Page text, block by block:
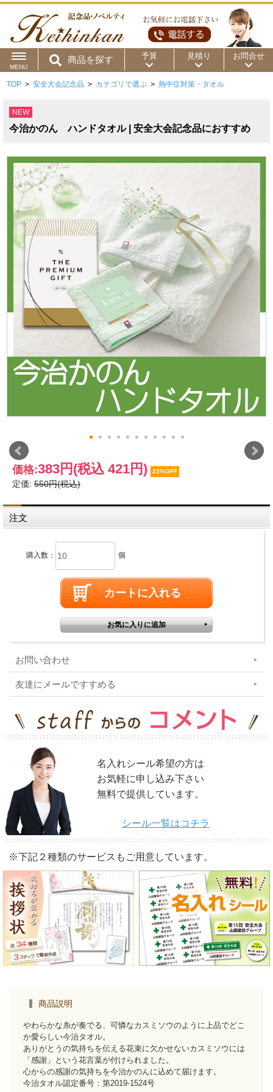
MENU
商品を探す 予算
用途から
商品カテゴリ
～50円 ～100円
～300円 ～500円 ～1,000円
～2,000円 ～5,000円 ～10,000円
～15,000円 ～20,000円
～50,000円 50,001円～
見積り お問合せ
TOP > 安全大会記念品 > カテゴリで選ぶ > 熱中症対策・タオル
NEW
今治かのん ハンドタオル | 安全大会記念品におすすめ
価格:383円 (税込 421円) 23%OFF
定価: 550円(税込)
注文
購入数： 個
お問い合わせ
友達にメールですすめる
名入れシール希望の方は
お気軽に申し込み下さい
無料で提供しています。
シール一覧はコチラ
※下記２種類のサービスもご用意しています。
商品説明
やわらかな糸が奏でる、可憐なカスミソウのように上品でどこ
か愛らしい今治タオル。
ありがとうの気持ちを伝える花束に欠かせないカスミソウには
「感謝」という花言葉が付けられました。
心からの感謝の気持ちを今治かのんに込めて届けます。
今治タオル認定番号：第2019-1524号